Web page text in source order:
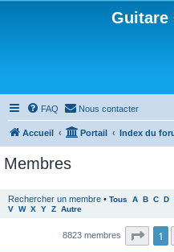
Guitare
FAQ Nous contacter
Accueil Portail Index du
Membres
Rechercher un membre • Tous A B C D
V W X Y Z Autre
8823 membres Page
1